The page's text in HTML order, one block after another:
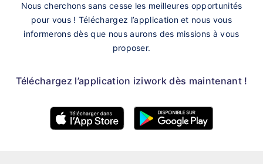
Nous cherchons sans cesse les meilleures opportunités
pour vous ! Téléchargez l’application et nous vous
informerons dès que nous aurons des missions à vous
proposer.
Téléchargez l’application iziwork dès maintenant !